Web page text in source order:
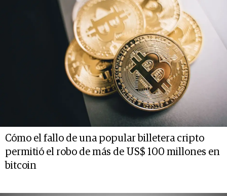
Cómo el fallo de una popular billetera cripto
permitió el robo de más de US$ 100 millones en
bitcoin